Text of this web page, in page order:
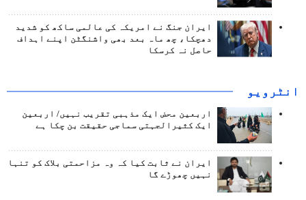
ایران جنگ نے امریکہ کی عالمی ساکھ کو شدید
دھچکا، چھ ماہ بعد بھی واشنگٹن اپنے اہداف
حاصل نہ کرسکا
انٹرويو
اربعین محض ایک مذہبی تقریب نہیں/ اربعین
ایک کثیرالجہتی سماجی حقیقت بن چکا ہے
ایران نے ثابت کیا کہ وہ مزاحمتی بلاک کو تنہا
نہیں چھوڑے گا